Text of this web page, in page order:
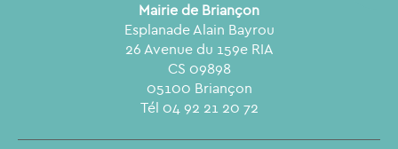
Mairie de Briançon
Esplanade Alain Bayrou
26 Avenue du 159e RIA
CS 09898
05100 Briançon
Tél 04 92 21 20 72